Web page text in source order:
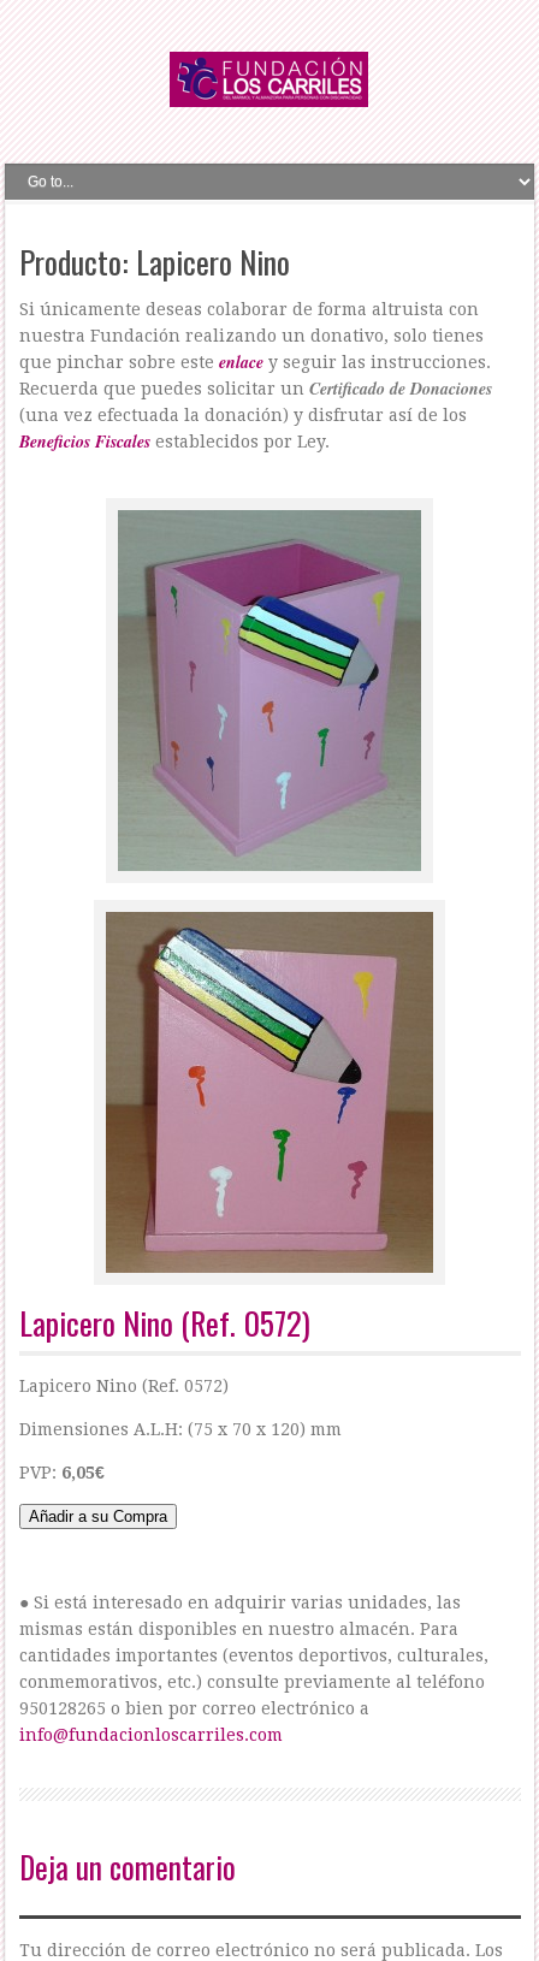
Producto: Lapicero Nino
Si únicamente deseas colaborar de forma altruista con
nuestra Fundación realizando un donativo, solo tienes
que pinchar sobre esteenlace y seguir las instrucciones.
Recuerda que puedes solicitar unCertificado de Donaciones
(una vez efectuada la donación) y disfrutar así de los
Beneficios Fiscales establecidos por Ley.
Lapicero Nino (Ref. 0572)
Lapicero Nino (Ref. 0572)
Dimensiones A.L.H: (75 x 70 x 120) mm
PVP: 6,05€
● Si está interesado en adquirir varias unidades, las
mismas están disponibles en nuestro almacén. Para
cantidades importantes (eventos deportivos, culturales,
conmemorativos, etc.) consulte previamente al teléfono
950128265 o bien por correo electrónico a
info@fundacionloscarriles.com
Deja un comentario
Tu dirección de correo electrónico no será publicada. Los